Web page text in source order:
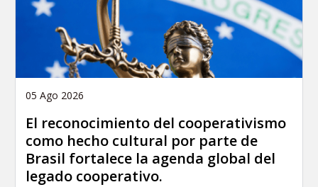
05 Ago 2026
El reconocimiento del cooperativismo
como hecho cultural por parte de
Brasil fortalece la agenda global del
legado cooperativo.